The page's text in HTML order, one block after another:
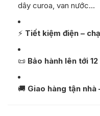
dây curoa, van nước…
⚡ Tiết kiệm điện –
📜 Bảo hành lên tới
🚚 Giao hàng tận nhà